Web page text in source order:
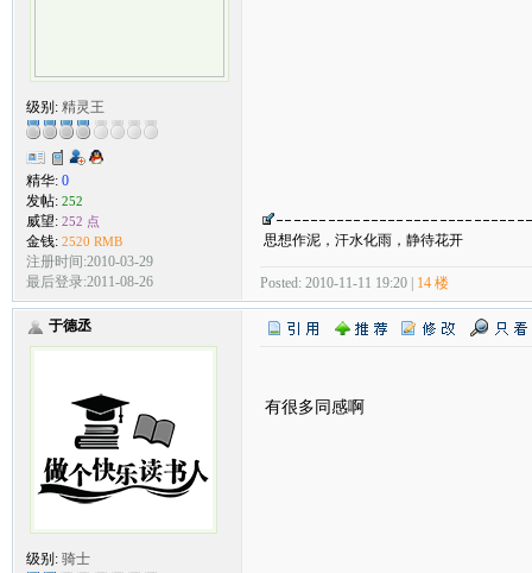
级别: 精灵王
精华: 0
发帖: 252
威望: 252 点
金钱: 2520 RMB
注册时间:2010-03-29
最后登录:2011-08-26
思想作泥，汗水化雨，静待花开
Posted: 2010-11-11 19:20 | 14 楼
于德丞
级别: 骑士
有很多同感啊